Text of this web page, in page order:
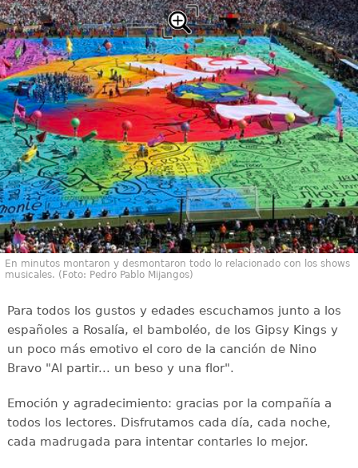
En minutos montaron y desmontaron todo lo relacionado con los shows
musicales. (Foto: Pedro Pablo Mijangos)
Para todos los gustos y edades escuchamos junto a los
españoles a Rosalía, el bamboléo, de los Gipsy Kings y
un poco más emotivo el coro de la canción de Nino
Bravo "Al partir... un beso y una flor".
Emoción y agradecimiento: gracias por la compañía a
todos los lectores. Disfrutamos cada día, cada noche,
cada madrugada para intentar contarles lo mejor.